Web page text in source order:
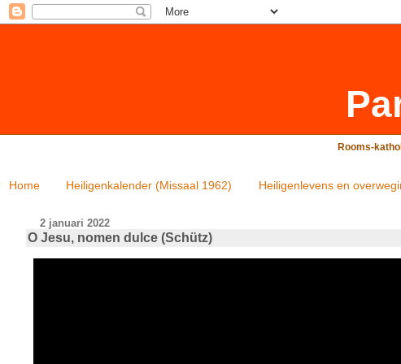
Rooms-
Home Heiligenkalender (Missaal 1962) Heiligenlevens en
2 januari 2022
O Jesu, nomen dulce (Schütz)